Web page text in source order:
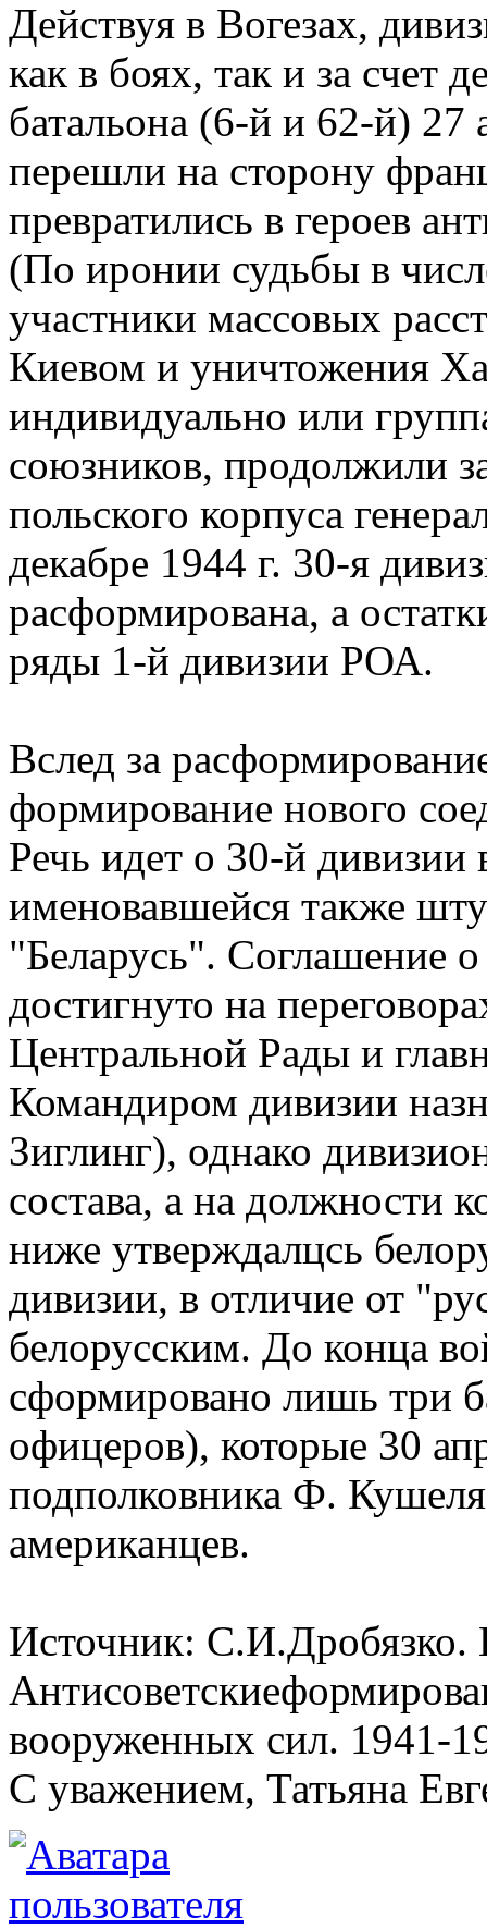
Действуя в Вогезах,
как в боях, так и за счет
батальона (6-й и 62-й) 27
перешли на сторону
превратились в героев
(По иронии судьбы в
участники массовых
Киевом и уничтожения
индивидуально или
союзников, продолжили
польского корпуса
декабре 1944 г. 30-я
расформирована, а
ряды 1-й дивизии РОА.
Вслед за
формирование нового
Речь идет о 30-й
именовавшейся также
"Беларусь". Соглашение
достигнуто на
Центральной Рады и
Командиром дивизии
Зиглинг), однако
состава, а на должности
ниже утверждалцсь
дивизии, в отличие от
белорусским. До конца
сформировано лишь три
офицеров), которые 30
подполковника Ф.
американцев.
Источник: С.И.Дробязко.
вооруженных сил.
С уважением, Татьяна